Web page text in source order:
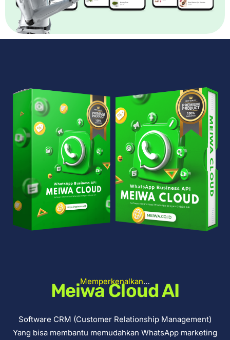
Memperkenalkan…
Meiwa Cloud AI
Software CRM (Customer Relationship Management)
Yang bisa membantu memudahkan WhatsApp marketing